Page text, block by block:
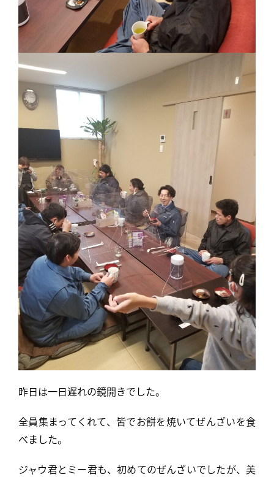
昨日は一日遅れの鏡開きでした。
全員集まってくれて、皆でお餅を焼いてぜんざいを食
べました。
ジャウ君とミー君も、初めてのぜんざいでしたが、美